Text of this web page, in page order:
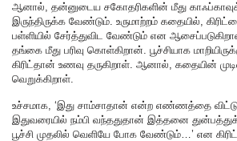
ஆனால், தன்னுடைய சகோதரிகளின் மீது
இருந்திருக்க வேண்டும். உருமாற்றம் கதையில்,
பள்ளியில் சேர்த்துவிட வேண்டும் என
தங்கை மீது பரிவு கொள்கிறான். பூச்சியாக
கிரிட்தான் உணவு தருகிறாள். ஆனால், கதையின்‌
வெறுக்கிறாள்.
உச்சமாக, ‘இது சாம்சாதான் என்ற எண்ணத்தை விட்டு
இதுவரையில் நம்பி வந்ததுதான் இத்தனை‌
பூச்சி முதலில் வெளியே போக வேண்டும்…’ என